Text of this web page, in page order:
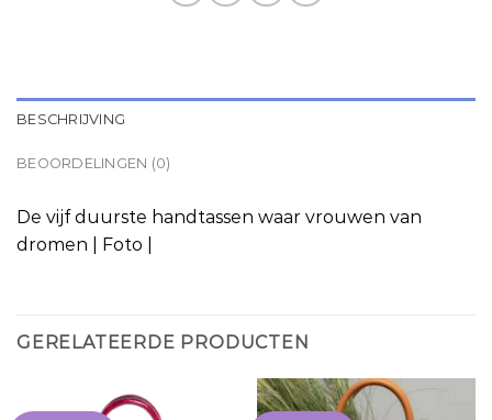
BESCHRIJVING
BEOORDELINGEN (0)
De vijf duurste handtassen waar vrouwen van
dromen | Foto |
GERELATEERDE PRODUCTEN